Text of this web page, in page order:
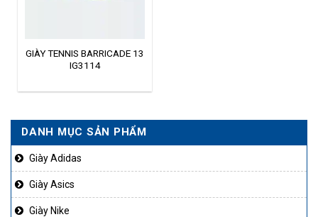
GIÀY TENNIS BARRICADE 13
IG3114
DANH MỤC SẢN PHẨM
Giày Adidas
Giày Asics
Giày Nike